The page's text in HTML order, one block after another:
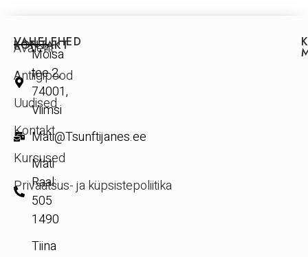
KONTAKT
Mõisa
tee 2,
74001,
Viimsi
Mati@Tsunftijanes.ee
Mati
Raal:
505
1490
Tiina
VAHELEHED
Avaleht
Antiigipood
Uudised
Kontakt
Kursused
Privaatsus- ja küpsistepoliitika